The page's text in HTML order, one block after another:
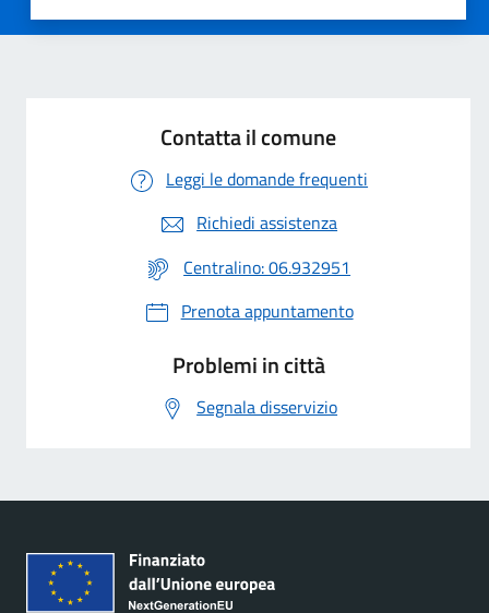
Valuta 5 stelle su 5
Valuta 4 stelle su 5
Valuta 3 stelle su 5
Valuta 2 stelle su 5
Valuta 1 stelle su 5
Contatta il comune
Leggi le domande frequenti
Richiedi assistenza
Centralino: 06.932951
Prenota appuntamento
Problemi in città
Segnala disservizio